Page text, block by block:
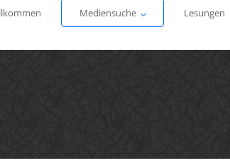
Mediensuche
Lesungen